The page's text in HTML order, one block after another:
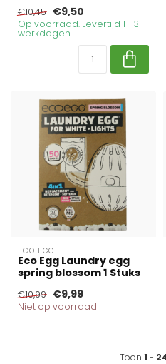
€10,45 €9,50
Op voorraad. Levertijd 1 - 3
werkdagen
ECO EGG
Eco Egg Laundry egg
spring blossom 1 Stuks
€10,99 €9,99
Niet op voorraad
Toon 1 -